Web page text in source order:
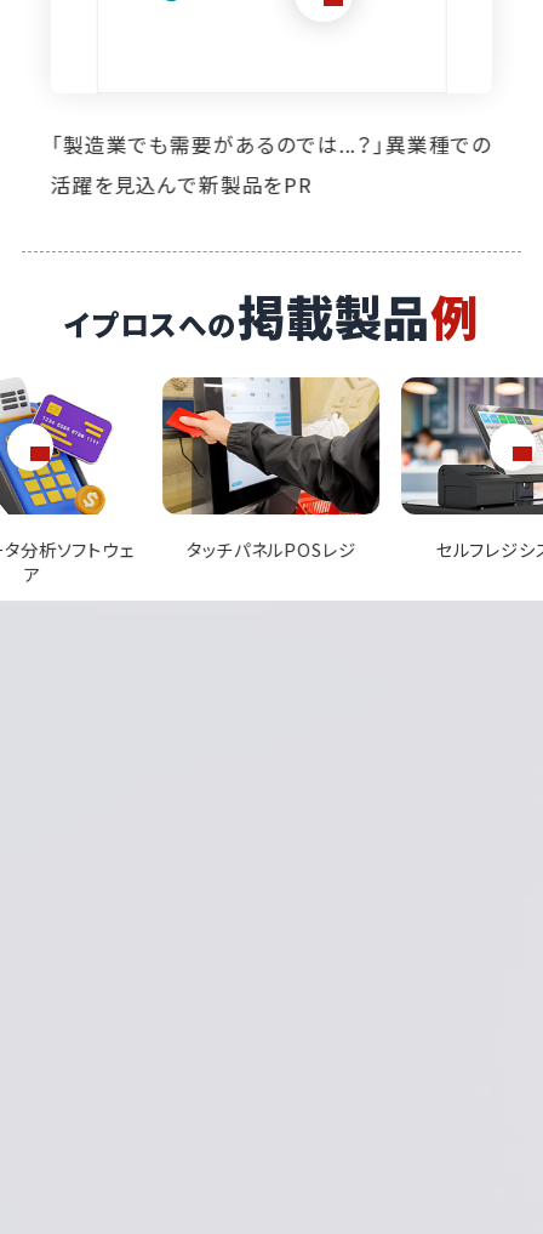
想定外のニーズ発掘に寄与。イプロス掲載によ
り自社製品の活躍の場が広がっています
イプロスへの掲載製品例
ネルPOSレジ セルフレジシステム 飲食店向けオ